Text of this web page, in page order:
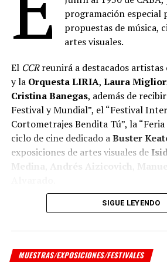
programación especial
propuestas de música,
artes visuales.
El CCRreunirá a destacados artistas
y la Orquesta LIRIA, Laura
Cristina Banegas, además de
Festival y Mundial”, el “Festival
Cortometrajes Bendita Tú”, la
ciclo de cine dedicado aBuster
exposiciones de artes visuales de
Medina
Andrés Aizicovich
Música popular
SIGUE LEYENDO
MUESTRAS/EXPOSICIONES/FESTIVALES